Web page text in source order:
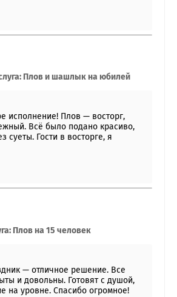
Плов и шашлык на юбилей
исполнение! Плов — восторг,
Всё было подано красиво,
суеты. Гости в восторге, я
Плов на 15 человек
— отличное решение. Все
и довольны. Готовят с душой,
на уровне. Спасибо огромное!